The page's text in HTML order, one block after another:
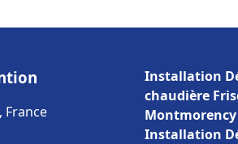
France
Installation
chaudière
Montmorency
Installation